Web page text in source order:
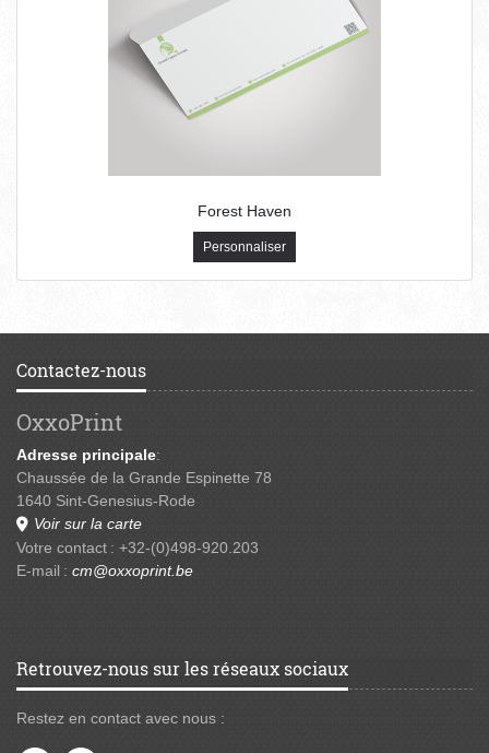
Forest Haven
Personnaliser
Contactez-nous
OxxoPrint
Adresse principale:
Chaussée de la Grande Espinette 78
1640 Sint-Genesius-Rode
Voir sur la carte
Votre contact : +32-(0)498-920.203
E-mail : cm@oxxoprint.be
Retrouvez-nous sur les réseaux sociaux
Restez en contact avec nous :